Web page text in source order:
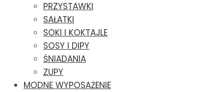
PRZYSTAWKI
SAŁATKI
SOKI I KOKTAJLE
SOSY I DIPY
ŚNIADANIA
ZUPY
MODNE WYPOSAŻENIE